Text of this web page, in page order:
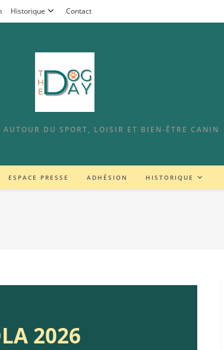
Historique Contact
AUTOUR DU SPORT, LOISIR ET BIEN-ÊTRE CANIN
ESPACE PRESSE ADHÉSION HISTORIQUE
2026